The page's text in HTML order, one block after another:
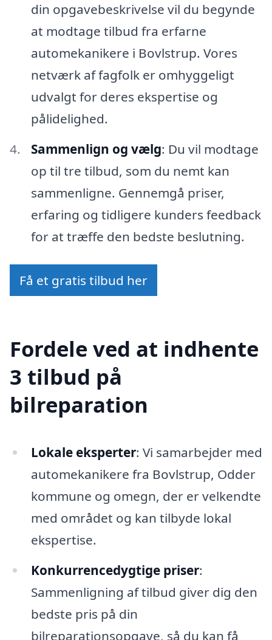
din opgavebeskrivelse vil du begynde
at modtage tilbud fra erfarne
automekanikere i Bovlstrup. Vores
netværk af fagfolk er omhyggeligt
udvalgt for deres ekspertise og
pålidelighed.
Sammenlign og vælg: Du vil modtage
op til tre tilbud, som du nemt kan
sammenligne. Gennemgå priser,
erfaring og tidligere kunders feedback
for at træffe den bedste beslutning.
Få et gratis tilbud her
Fordele ved at indhente
3 tilbud på
bilreparation
Lokale eksperter: Vi samarbejder med
automekanikere fra Bovlstrup, Odder
kommune og omegn, der er velkendte
med området og kan tilbyde lokal
ekspertise.
Konkurrencedygtige priser:
Sammenligning af tilbud giver dig den
bedste pris på din
bilreparationsopgave, så du kan få